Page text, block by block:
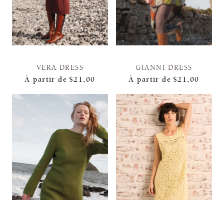
VERA DRESS
À partir de $21,00
GIANNI DRESS
À partir de $21,00